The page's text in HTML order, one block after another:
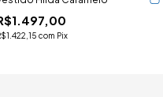
com Pix